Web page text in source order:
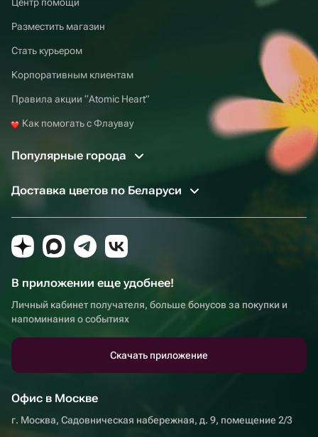
Разместить магазин
Стать курьером
Корпоративным клиентам
Правила акции “Atomic Heart”
Как помогать с Флаувау
Популярные города
Доставка цветов по Беларуси
В приложении еще удобнее!
Личный кабинет получателя, больше бонусов за покупки и
напоминания о событиях
Скачать приложение
Офис в Москве
г. Москва, Садовническая набережная, д. 9, помещение 2/3